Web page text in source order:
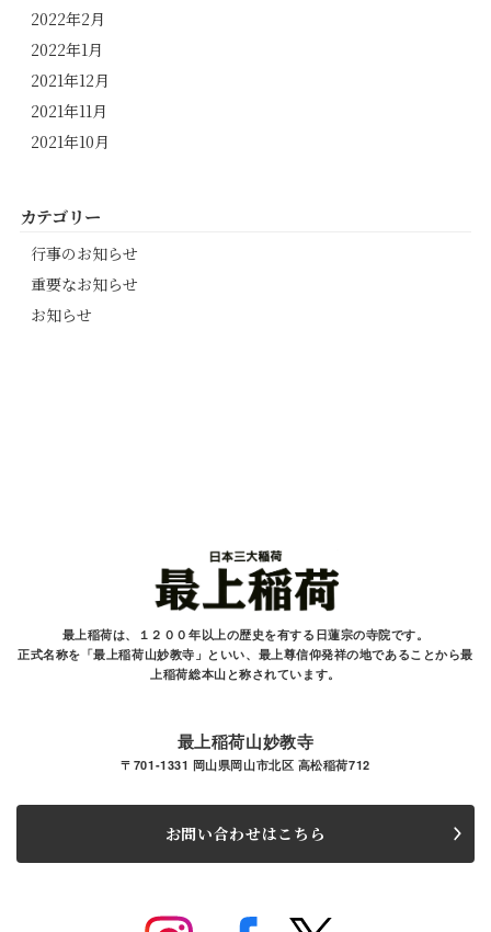
2022年2月
2022年1月
2021年12月
2021年11月
2021年10月
カテゴリー
行事のお知らせ
重要なお知らせ
お知らせ
最上稲荷は、１２００年以上の歴史を有する 日蓮宗の寺院です。
正式名称を「最上稲荷山妙教寺」といい、最上尊信仰発祥の地であることから最
上稲荷総本山と称されています。
最上稲荷山妙教寺
〒701-1331 岡山県岡山市北区 高松稲荷712
お問い合わせはこちら